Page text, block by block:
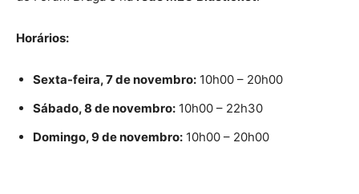
Horários:
Sexta-feira, 7 de novembro: 10h00 – 20h00
Sábado, 8 de novembro: 10h00 – 22h30
Domingo, 9 de novembro: 10h00 – 20h00